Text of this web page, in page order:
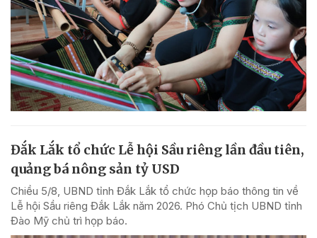
Đắk Lắk tổ chức Lễ hội Sầu riêng lần đầu tiên,
quảng bá nông sản tỷ USD
Chiều 5/8, UBND tỉnh Đắk Lắk tổ chức họp báo thông tin về
Lễ hội Sầu riêng Đắk Lắk năm 2026. Phó Chủ tịch UBND tỉnh
Đào Mỹ chủ trì họp báo.